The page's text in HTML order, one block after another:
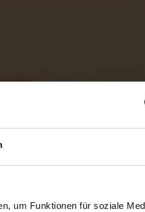
um Funktionen für soziale